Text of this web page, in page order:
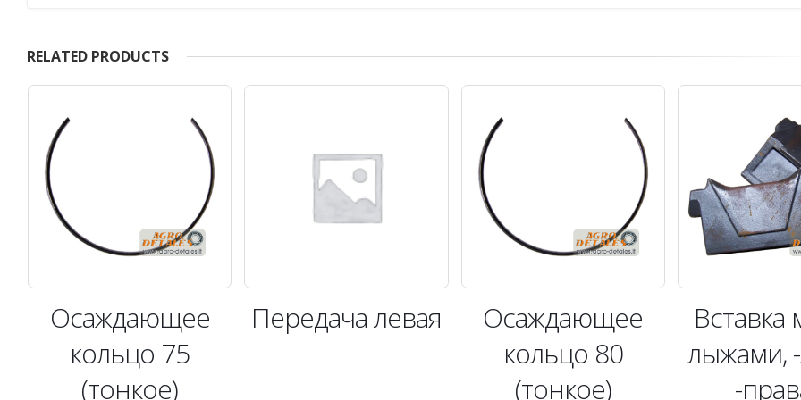
RELATED PRODUCTS
Осаждающее
кольцо 75
(тонкое)
Передача левая
Осаждающее
кольцо 80
(тонкое)
Bставка
лыжами,
-